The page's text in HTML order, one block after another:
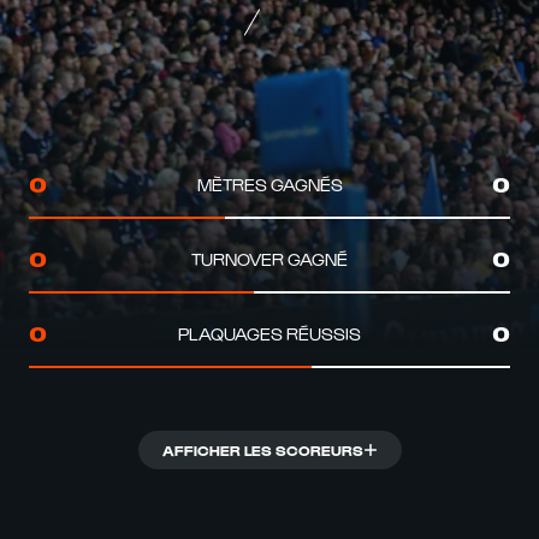
0 MÈTRES GAGNÉS 0
0 TURNOVER GAGNÉ 0
0 PLAQUAGES RÉUSSIS 0
AFFICHER LES SCOREURS